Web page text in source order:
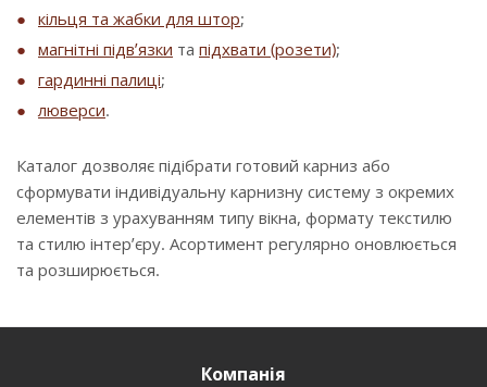
кільця та жабки для штор;
магнітні підв’язки та підхвати (розети);
гардинні палиці;
люверси.
Каталог дозволяє підібрати готовий карниз або
сформувати індивідуальну карнизну систему з окремих
елементів з урахуванням типу вікна, формату текстилю
та стилю інтер’єру. Асортимент регулярно оновлюється
та розширюється.
Компанія